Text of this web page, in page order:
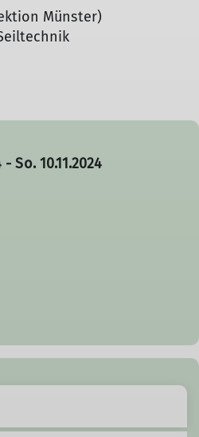
Münster)
- So. 10.11.2024